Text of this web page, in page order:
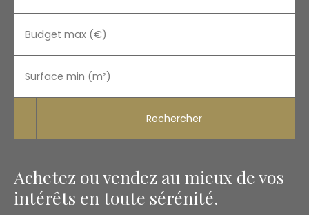
Budget max (€)
Surface min (m²)
Rechercher
Achetez ou vendez au mieux de vos
intérêts en toute sérénité.